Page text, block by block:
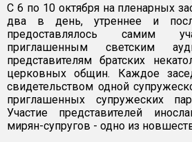
С 6 по 10 октября на пленарных
два в день, утреннее и
предоставлялось самим
приглашенным светским
представителям братских
церковных общин. Каждое
свидетельством одной
приглашенных супружеских
Участие представителей
мирян-супругов - одно из